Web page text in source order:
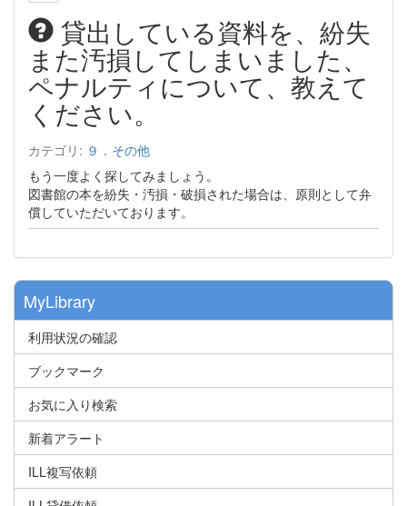
貸出している資料を、紛失
また汚損してしまいました、
ペナルティについて、教えて
ください。
カテゴリ: ９．その他
もう一度よく探してみましょう。
図書館の本を紛失・汚損・破損された場合は、原則として弁
償していただいております。
MyLibrary
利用状況の確認
ブックマーク
お気に入り検索
新着アラート
ILL複写依頼